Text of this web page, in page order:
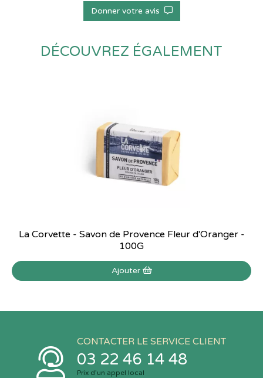
Donner votre avis
DÉCOUVREZ ÉGALEMENT
La Corvette - Savon de Provence Fleur d'Oranger -
100G
Ajouter
CONTACTER LE SERVICE CLIENT
03 22 46 14 48
Prix d’un appel local